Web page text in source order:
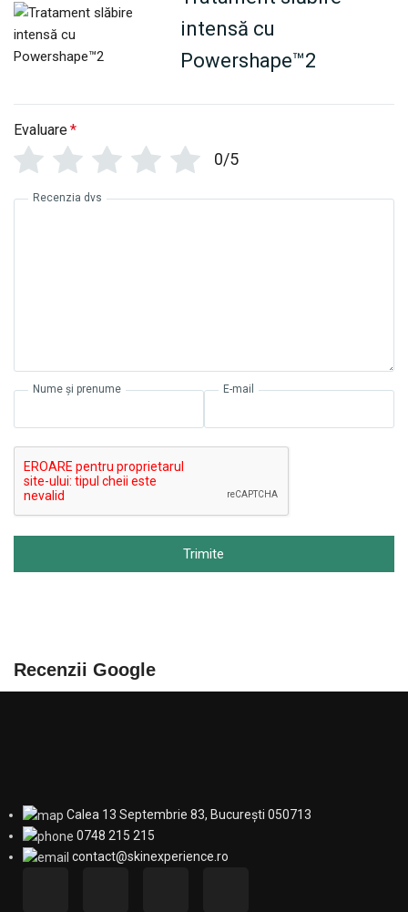
intensă cu
Powershape™2
Evaluare*
0/5
Recenzia dvs
Nume și prenume E-mail
Trimite
Recenzii Google
Calea 13 Septembrie 83, București 050713
0748 215 215
contact@skinexperience.ro